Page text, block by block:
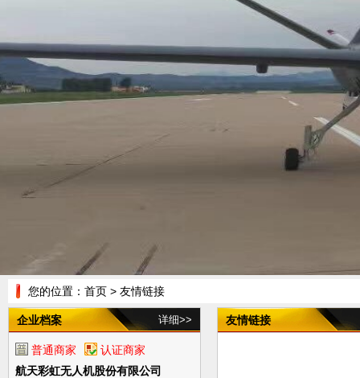
您的位置： 首页 > 友情链接
企业档案 详细>>
普通商家
认证商家
航天彩虹无人机股份有限公司
友情链接